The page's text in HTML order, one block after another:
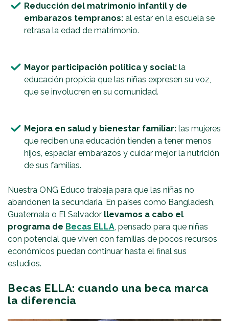
Reducción del matrimonio infantil y de
embarazos tempranos: al estar en la escuela se
retrasa la edad de matrimonio.
Mayor participación política y social: la
educación propicia que las niñas expresen su voz,
que se involucren en su comunidad.
Mejora en salud y bienestar familiar: las mujeres
que reciben una educación tienden a tener menos
hijos, espaciar embarazos y cuidar mejor la nutrición
de sus familias.
Nuestra ONG Educo trabaja para que las niñas no
abandonen la secundaria. En países como Bangladesh,
Guatemala o El Salvador llevamos a cabo el
programa de Becas ELLA, pensado para que niñas
con potencial que viven con familias de pocos recursos
económicos puedan continuar hasta el final sus
estudios.
Becas ELLA: cuando una beca marca
la diferencia